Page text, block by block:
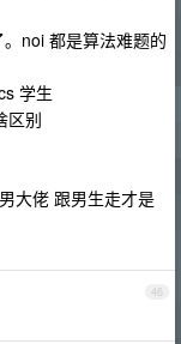
noi 都是算法难题的
学生
区别
大佬 跟男生走才是
46